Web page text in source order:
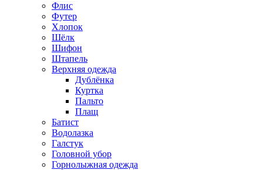
Флис
Футер
Хлопок
Шёлк
Шифон
Штапель
Верхняя одежда
Дублёнка
Куртка
Пальто
Плащ
Батист
Водолазка
Галстук
Головной убор
Горнолыжная одежда